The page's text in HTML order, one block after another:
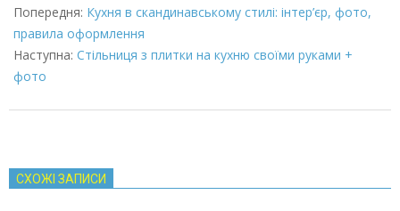
03-
08
Попередня: Кухня в скандинавському стилі: інтер’єр, фото,
правила оформлення
Наступна: Стільниця з плитки на кухню своїми руками +
фото
СХОЖІ ЗАПИСИ